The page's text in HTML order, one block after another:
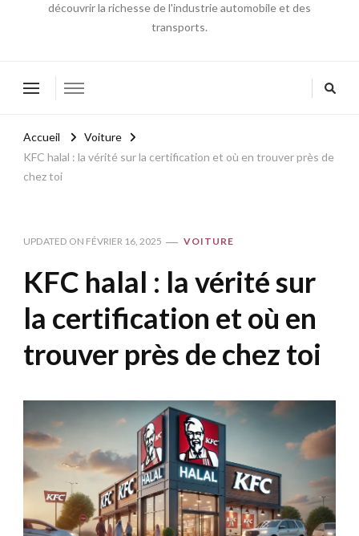
découvrir la richesse de l'industrie automobile et des
transports.
Accueil
Voiture
KFC halal : la vérité sur la certification et où en trouver près de
chez toi
UPDATED ON FÉVRIER 16, 2025 VOITURE
KFC halal : la vérité sur
la certification et où en
trouver près de chez toi